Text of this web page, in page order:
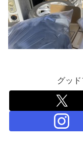
グッ